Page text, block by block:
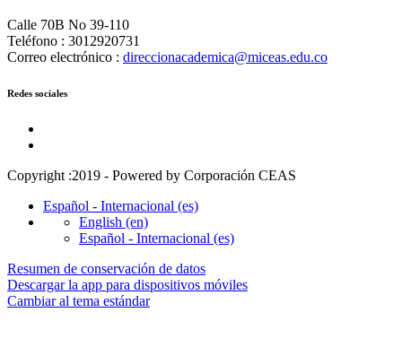
Calle 70B No 39-110
Teléfono : 3012920731
Correo electrónico : direccionacademica@miceas.edu.co
Redes sociales
Copyright :2019 - Powered by Corporación CEAS
Español - Internacional ‎(es)‎
English ‎(en)‎
Español - Internacional ‎(es)‎
Resumen de conservación de datos
Descargar la app para dispositivos móviles
Cambiar al tema estándar